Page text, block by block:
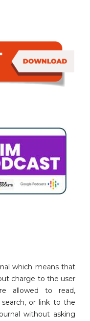
which means that
charge to the user
allowed to read,
or link to the
without asking